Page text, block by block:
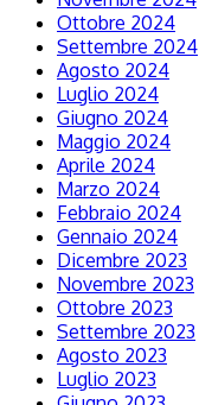
Ottobre 2024
Settembre 2024
Agosto 2024
Luglio 2024
Giugno 2024
Maggio 2024
Aprile 2024
Marzo 2024
Febbraio 2024
Gennaio 2024
Dicembre 2023
Novembre 2023
Ottobre 2023
Settembre 2023
Agosto 2023
Luglio 2023